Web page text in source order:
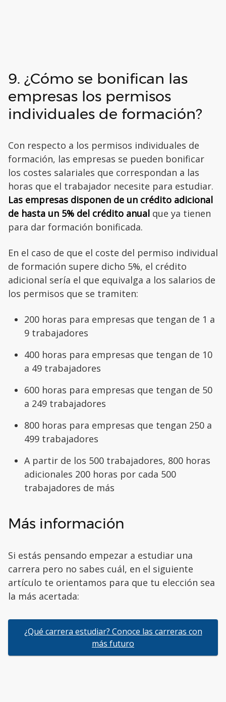
9. ¿Cómo se bonifican las
empresas los permisos
individuales de formación?
Con respecto a los permisos individuales de
formación, las empresas se pueden bonificar
los costes salariales que correspondan a las
horas que el trabajador necesite para estudiar.
Las empresas disponen de un crédito adicional
de hasta un 5% del crédito anual que ya tienen
para dar formación bonificada.
En el caso de que el coste del permiso individual
de formación supere dicho 5%, el crédito
adicional sería el que equivalga a los salarios de
los permisos que se tramiten:
200 horas para empresas que tengan de 1 a
9 trabajadores
400 horas para empresas que tengan de 10
a 49 trabajadores
600 horas para empresas que tengan de 50
a 249 trabajadores
800 horas para empresas que tengan 250 a
499 trabajadores
A partir de los 500 trabajadores, 800 horas
adicionales 200 horas por cada 500
trabajadores de más
Más información
Si estás pensando empezar a estudiar una
carrera pero no sabes cuál, en el siguiente
artículo te orientamos para que tu elección sea
la más acertada:
¿Qué carrera estudiar? Conoce las carreras con
más futuro